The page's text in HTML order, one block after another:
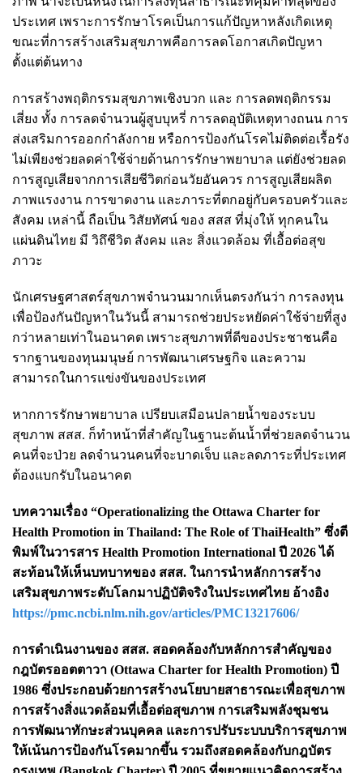
ประเทศ เพราะการรักษาโรคเป็นการแก้ปัญหาหลังเกิดเหตุ
ขณะที่การสร้างเสริมสุขภาพคือการลดโอกาสเกิดปัญหา
ตั้งแต่ต้นทาง
การสร้างพฤติกรรมสุขภาพเชิงบวก และ การลดพฤติกรรม
เสี่ยง ทั้ง การลดจำนวนผู้สูบบุหรี่ การลดอุบัติเหตุทางถนน การ
ส่งเสริมการออกกำลังกาย หรือการป้องกันโรคไม่ติดต่อเรื้อรัง
ไม่เพียงช่วยลดค่าใช้จ่ายด้านการรักษาพยาบาล แต่ยังช่วยลด
การสูญเสียจากการเสียชีวิตก่อนวัยอันควร การสูญเสียผลิต
ภาพแรงงาน การขาดงาน และภาระที่ตกอยู่กับครอบครัวและ
สังคม เหล่านี้ ถือเป็น วิสัยทัศน์ ของ สสส ที่มุ่งให้ ทุกคนใน
แผ่นดินไทย มี วิถึชีวิต สังคม และ สิ่งแวดล้อม ที่เอื้อต่อสุข
ภาวะ
นักเศรษฐศาสตร์สุขภาพจำนวนมากเห็นตรงกันว่า การลงทุน
เพื่อป้องกันปัญหาในวันนี้ สามารถช่วยประหยัดค่าใช้จ่ายที่สูง
กว่าหลายเท่าในอนาคต เพราะสุขภาพที่ดีของประชาชนคือ
รากฐานของทุนมนุษย์ การพัฒนาเศรษฐกิจ และความ
สามารถในการแข่งขันของประเทศ
หากการรักษาพยาบาล เปรียบเสมือนปลายน้ำของระบบ
สุขภาพ สสส. ก็ทำหน้าที่สำคัญในฐานะต้นน้ำที่ช่วยลดจำนวน
คนที่จะป่วย ลดจำนวนคนที่จะบาดเจ็บ และลดภาระที่ประเทศ
ต้องแบกรับในอนาคต
บทความเรื่อง “Operationalizing the Ottawa Charter for
Health Promotion in Thailand: The Role of ThaiHealth” ซึ่งตี
พิมพ์ในวารสาร Health Promotion International ปี 2026 ได้
สะท้อนให้เห็นบทบาทของ สสส. ในการนำหลักการสร้าง
เสริมสุขภาพระดับโลกมาปฏิบัติจริงในประเทศไทย อ้างอิง
https://pmc.ncbi.nlm.nih.gov/articles/PMC13217606/
การดำเนินงานของ สสส. สอดคล้องกับหลักการสำคัญของ
กฎบัตรออตตาวา (Ottawa Charter for Health Promotion) ปี
1986 ซึ่งประกอบด้วยการสร้างนโยบายสาธารณะเพื่อสุขภาพ
การสร้างสิ่งแวดล้อมที่เอื้อต่อสุขภาพ การเสริมพลังชุมชน
การพัฒนาทักษะส่วนบุคคล และการปรับระบบบริการสุขภาพ
ให้เน้นการป้องกันโรคมากขึ้น รวมถึงสอดคล้องกับกฎบัตร